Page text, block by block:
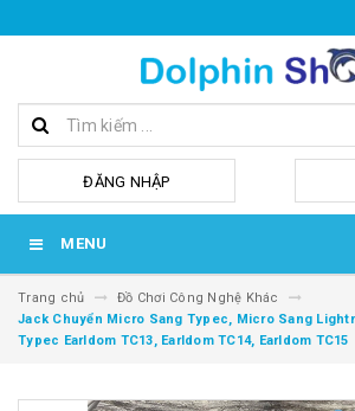
ĐĂNG NHẬP
MENU
Trang chủ
Đồ Chơi Công Nghệ Khác
Jack Chuyển Micro Sang Typec, Micro Sang
Typec Earldom TC13, Earldom TC14, Earldom TC15